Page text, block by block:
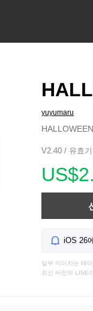
yuyumaru
V2.40 / 유효
iOS 26
일부 이미지는 테
최신 버전의 LINE